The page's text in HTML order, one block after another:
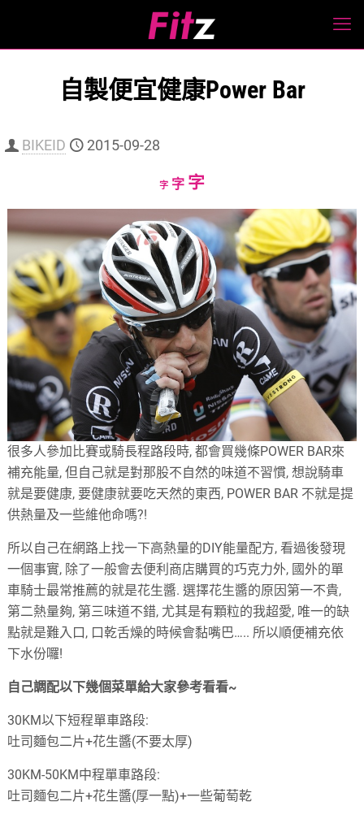
自製便宜健康Power Bar
BIKEID 2015-09-28
字Decrease
size.
字Reset
size.
字Increase
size.
很多人參加比賽或騎長程路段時, 都會買幾條POWER BAR來
補充能量, 但自己就是對那股不自然的味道不習慣, 想說騎車
就是要健康, 要健康就要吃天然的東西, POWER BAR 不就是提
供熱量及一些維他命嗎?!
所以自己在網路上找一下高熱量的DIY能量配方, 看過後發現
一個事實, 除了一般會去便利商店購買的巧克力外, 國外的單
車騎士最常推薦的就是花生醬. 選擇花生醬的原因第一不貴,
第二熱量夠, 第三味道不錯, 尤其是有顆粒的我超愛, 唯一的缺
點就是難入口, 口乾舌燥的時候會黏嘴巴….. 所以順便補充依
下水份囉!
自己調配以下幾個菜單給大家參考看看~
30KM以下短程單車路段:
吐司麵包二片+花生醬(不要太厚)
30KM-50KM中程單車路段:
吐司麵包二片+花生醬(厚一點)+一些葡萄乾